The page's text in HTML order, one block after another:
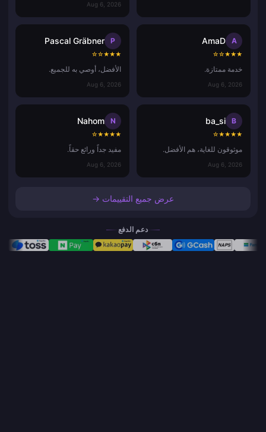
Aug 6, 2026
A
AmaD
★
★
★
☆
☆
خدمة ممتازة.
Aug 6, 2026
P
Pascal Gräbner
★
★
★
☆
☆
الأفضل، أوصي به للجميع.
Aug 6, 2026
B
ba_si
★
★
★
★
☆
موثوقون للغاية، هم الأفضل.
Aug 6, 2026
N
Nahom
★
★
★
★
☆
مفيد جداً ورائع حقاً.
Aug 6, 2026
عرض جميع التقييمات →
دعم الدفع